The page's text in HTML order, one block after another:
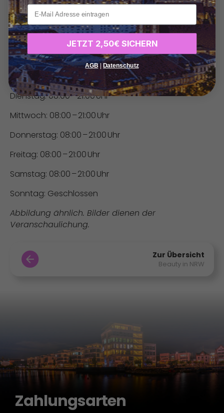
Telefon: 0177 9638911
Web:instagram.com/slkonzept
Öffnungszeiten:
Montag: 08:00 – 21:00 Uhr
Dienstag: 08:00 – 21:00 Uhr
Mittwoch: 08:00 – 21:00 Uhr
Donnerstag: 08:00 – 21:00 Uhr
Freitag: 08:00 – 21:00 Uhr
Samstag: 08:00 – 21:00 Uhr
Sonntag: Geschlossen
Abbildung ähnlich. Bilder dienen der
Veranschaulichung.
Zur Übersicht
Beauty in NRW
Zahlungsarten
xxx
JETZT 2,50€ SICHERN
AGB| Datenschutz